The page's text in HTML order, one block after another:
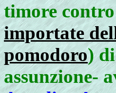
timore
importate
pomodoro)
assunzione-